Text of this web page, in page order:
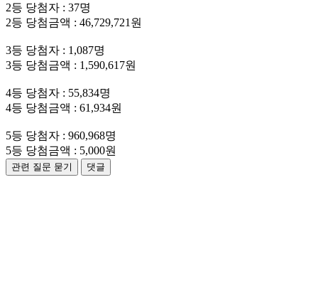
2등 당첨자 : 37명
2등 당첨금액 : 46,729,721원
3등 당첨자 : 1,087명
3등 당첨금액 : 1,590,617원
4등 당첨자 : 55,834명
4등 당첨금액 : 61,934원
5등 당첨자 : 960,968명
5등 당첨금액 : 5,000원